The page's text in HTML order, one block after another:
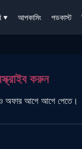
আপকামিং পডকাস্ট
করুন
অফার আগে আগে পেতে।